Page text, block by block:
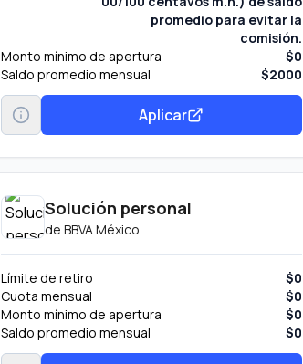
promedio para evitar la
comisión.
Monto mínimo de apertura
$0
Saldo promedio mensual
$2000
Aplicar
Solución personal
de BBVA México
Límite de retiro
$0
Cuota mensual
$0
Monto mínimo de apertura
$0
Saldo promedio mensual
$0